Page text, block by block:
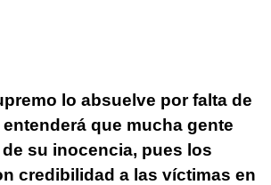
lo absuelve por falta de
que mucha gente
su inocencia, pues los
credibilidad a las víctimas en